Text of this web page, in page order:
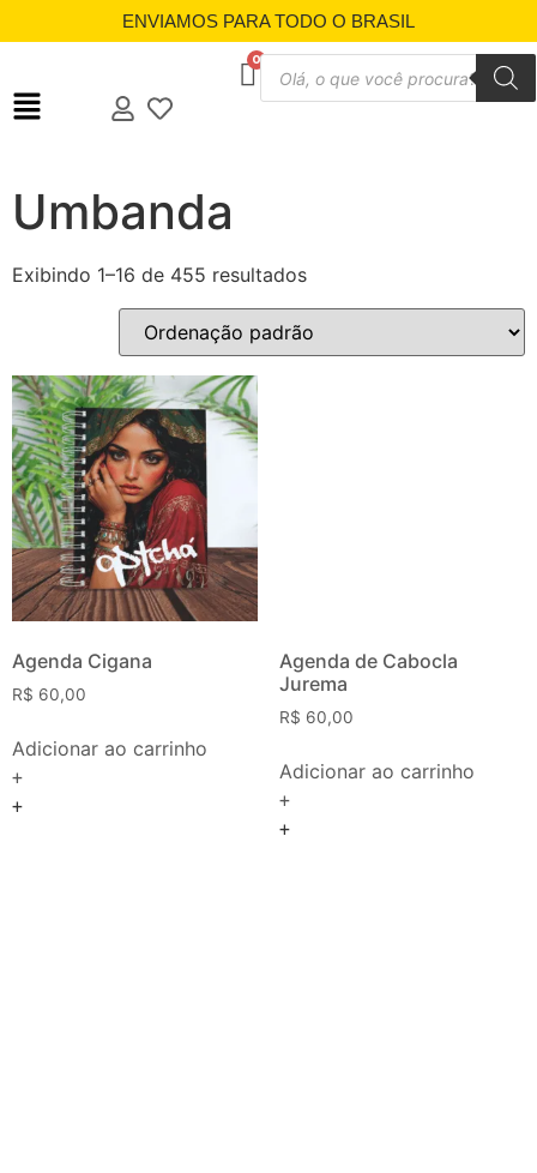
ENVIAMOS PARA TODO O BRASIL
Umbanda
Exibindo 1–16 de 455 resultados
Agenda Cigana
R$ 60,00
Adicionar ao carrinho
+
+
Agenda de Cabocla
Jurema
R$ 60,00
Adicionar ao carrinho
+
+